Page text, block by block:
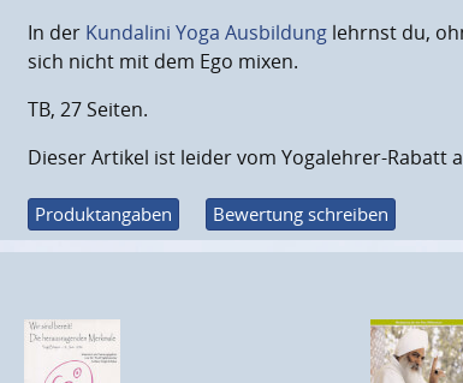
In der Kundalini Yoga Ausbildunglehrnst du,
sich nicht mit dem Ego mixen.
TB, 27 Seiten.
Dieser Artikel ist leider vom Yogalehrer-
Produktangaben Bewertung schreiben